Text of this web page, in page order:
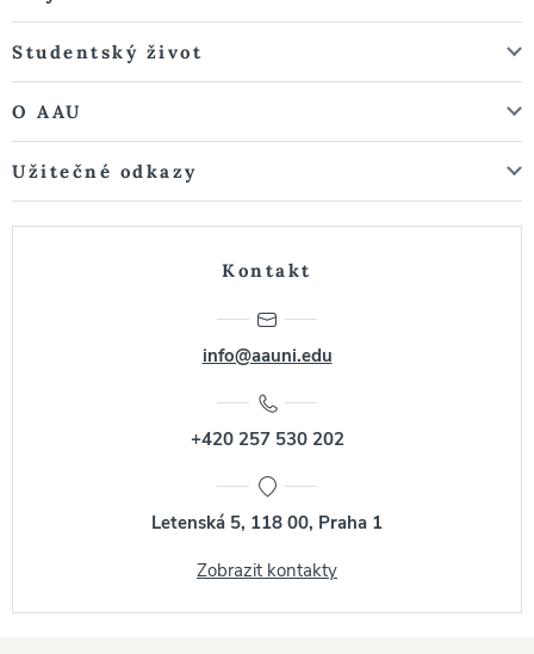
Studentský život
O AAU
Užitečné odkazy
Kontakt
info@aauni.edu
+420 257 530 202
Letenská 5, 118 00, Praha 1
Zobrazit kontakty